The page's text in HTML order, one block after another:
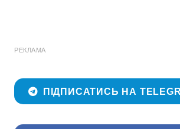
РЕКЛАМА
ПІДПИСАТИСЬ НА